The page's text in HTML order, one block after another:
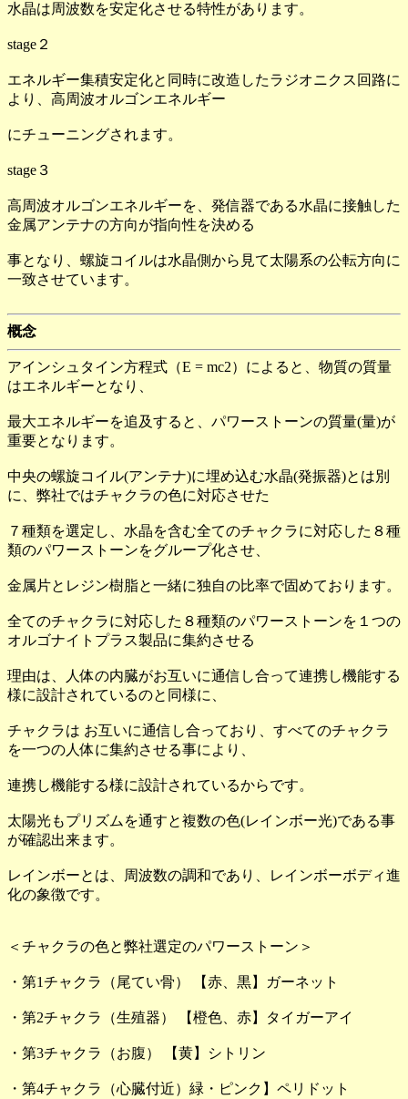
水晶は周波数を安定化させる特性があります。
stage２
エネルギー集積安定化と同時に改造したラジオニクス回路に
より、高周波オルゴンエネルギー
にチューニングされます。
stage３
高周波オルゴンエネルギーを、発信器である水晶に接触した
金属アンテナの方向が指向性を決める
事となり、螺旋コイルは水晶側から見て太陽系の公転方向に
一致させています。
概念
アインシュタイン方程式（E = mc2）によると、物質の質量
はエネルギーとなり、
最大エネルギーを追及すると、パワーストーンの質量(量)が
重要となります。
中央の螺旋コイル(アンテナ)に埋め込む水晶(発振器)とは別
に、弊社ではチャクラの色に対応させた
７種類を選定し、水晶を含む全てのチャクラに対応した８種
類のパワーストーンをグループ化させ、
金属片とレジン樹脂と一緒に独自の比率で固めております。
全てのチャクラに対応した８種類のパワーストーンを１つの
オルゴナイトプラス製品に集約させる
理由は、人体の内臓がお互いに通信し合って連携し機能する
様に設計されているのと同様に、
チャクラは お互いに通信し合っており、すべてのチャクラ
を一つの人体に集約させる事により、
連携し機能する様に設計されているからです。
太陽光もプリズムを通すと複数の色(レインボー光)である事
が確認出来ます。
レインボーとは、周波数の調和であり、レインボーボディ進
化の象徴です。
＜チャクラの色と弊社選定のパワーストーン＞
・第1チャクラ（尾てい骨） 【赤、黒】ガーネット
・第2チャクラ（生殖器） 【橙色、赤】タイガーアイ
・第3チャクラ（お腹） 【黄】シトリン
・第4チャクラ（心臓付近）緑・ピンク】ペリドット